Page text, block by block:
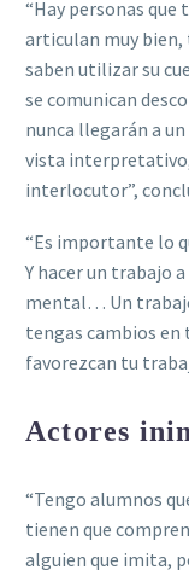
“Hay personas que
articulan muy bien,
saben utilizar su
se comunican
nunca llegarán a
vista interpretativo,
interlocutor”,
“Es importante lo
Y hacer un trabajo
mental… Un
tengas cambios en
favorezcan tu
Actores
“Tengo alumnos
tienen que
alguien que imita,